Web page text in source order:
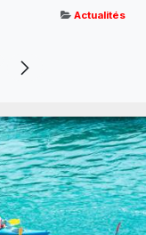
Actualités